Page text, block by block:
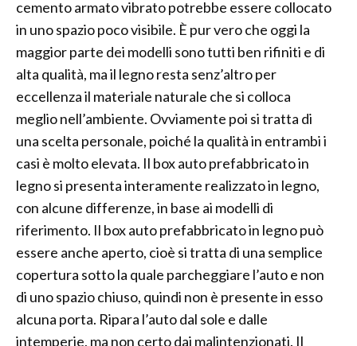
cemento armato vibrato potrebbe essere collocato
in uno spazio poco visibile. È pur vero che oggi la
maggior parte dei modelli sono tutti ben rifiniti e di
alta qualità, ma il legno resta senz’altro per
eccellenza il materiale naturale che si colloca
meglio nell’ambiente. Ovviamente poi si tratta di
una scelta personale, poiché la qualità in entrambi i
casi è molto elevata. Il box auto prefabbricato in
legno si presenta interamente realizzato in legno,
con alcune differenze, in base ai modelli di
riferimento. Il box auto prefabbricato in legno può
essere anche aperto, cioè si tratta di una semplice
copertura sotto la quale parcheggiare l’auto e non
di uno spazio chiuso, quindi non è presente in esso
alcuna porta. Ripara l’auto dal sole e dalle
intemperie, ma non certo dai malintenzionati. Il